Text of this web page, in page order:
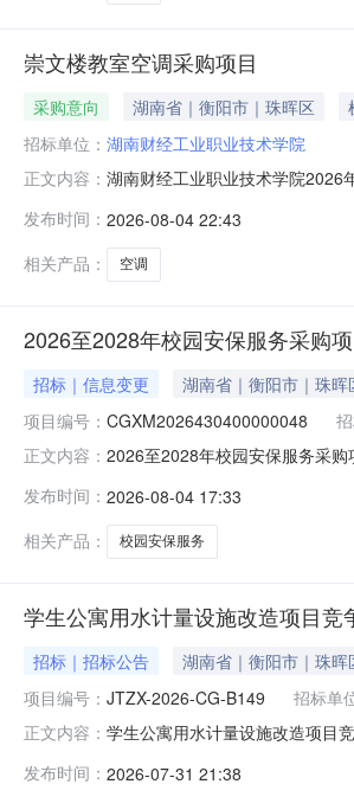
崇文楼教室空调采购项目
采购意向 湖南省｜衡阳市｜珠晖区
招标单位： 湖南财经工业职业技术学院
正文内容： 湖南财经工业职业技术学院2026
（一级变频柜式）预计采购时间
发布时间： 2026-08-04 22:43
相关产品：
空调
2026至2028年校园安保服务采购
招标｜信息变更 湖南省｜衡阳市｜珠晖
项目编号： CGXM2026430400000048
正文内容： 2026至2028年校园安保服务采
告开标时间：2026年08月18日
发布时间： 2026-08-04 17:33
相关产品：
校园安保服务
学生公寓用水计量设施改造项目竞
招标｜招标公告 湖南省｜衡阳市｜珠晖
项目编号： JTZX-2026-CG-B149 招标单
正文内容： 学生公寓用水计量设施改造项目
发布时间： 2026-07-31 21:38